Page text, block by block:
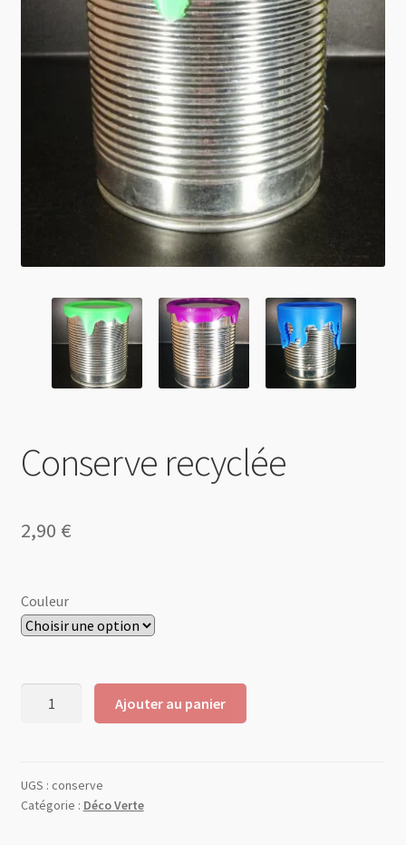
0 Article 0,00 €
Conserve recyclée
2,90 €
Couleur
Ajouter au panier
UGS : conserve
Catégorie : Déco Verte